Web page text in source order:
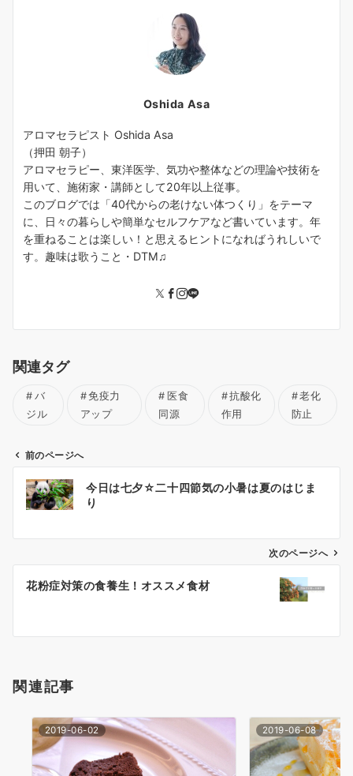
Oshida Asa
アロマセラピスト Oshida Asa
（押田 朝子）
アロマセラピー、東洋医学、気功や整体などの理論や技術を
用いて、施術家・講師として20年以上従事。
このブログでは「40代からの老けない体つくり」をテーマ
に、日々の暮らしや簡単なセルフケアなど書いています。年
を重ねることは楽しい！と思えるヒントになればうれしいで
す。趣味は歌うこと・DTM♫
関連タグ
バ
ジル
免疫力
アップ
医食
同源
抗酸化
作用
老化
防止
ン
前のページへ
今日は七夕☆二十四節気の小暑は夏のはじま
り
次のページへ
花粉症対策の食養生！オススメ食材
関連記事
2019-06-02 2019-06-08